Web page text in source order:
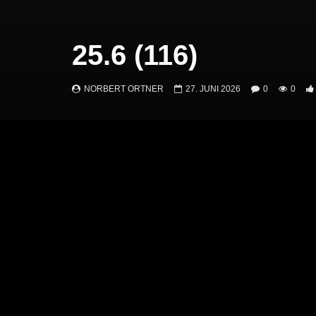
25.6 (116)
NORBERT ORTNER 27. JUNI 2026 0 0